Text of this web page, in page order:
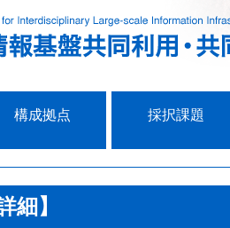
構成拠点 採択課題
細】